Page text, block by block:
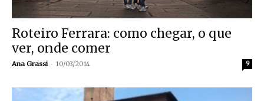
Roteiro Ferrara: como chegar, o que
ver, onde comer
Ana Grassi - 10/03/2014 9